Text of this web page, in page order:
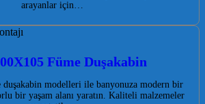
arayanlar için…
Füme Duşakabin
modelleri ile banyonuza modern bir
bir yaşam alanı yaratın. Kaliteli malzemeler